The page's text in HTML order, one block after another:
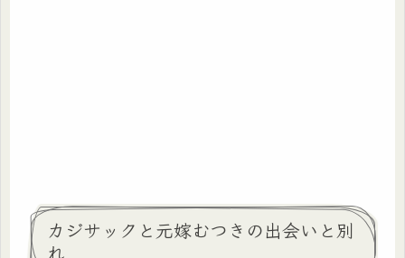
カジサックと元嫁むつきの出会いと別
れ